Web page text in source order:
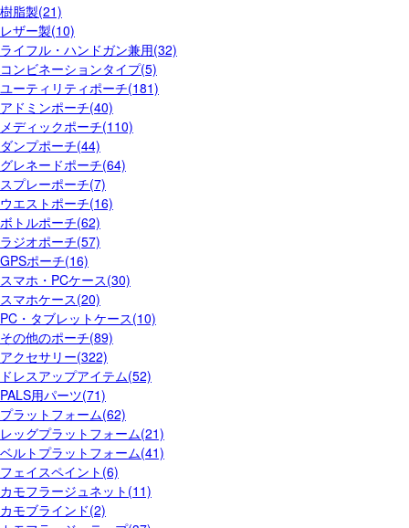
樹脂製(21)
レザー製(10)
ライフル・ハンドガン兼用(32)
コンビネーションタイプ(5)
ユーティリティポーチ(181)
アドミンポーチ(40)
メディックポーチ(110)
ダンプポーチ(44)
グレネードポーチ(64)
スプレーポーチ(7)
ウエストポーチ(16)
ボトルポーチ(62)
ラジオポーチ(57)
GPSポーチ(16)
スマホ・PCケース(30)
スマホケース(20)
PC・タブレットケース(10)
その他のポーチ(89)
アクセサリー(322)
ドレスアップアイテム(52)
PALS用パーツ(71)
プラットフォーム(62)
レッグプラットフォーム(21)
ベルトプラットフォーム(41)
フェイスペイント(6)
カモフラージュネット(11)
カモブラインド(2)